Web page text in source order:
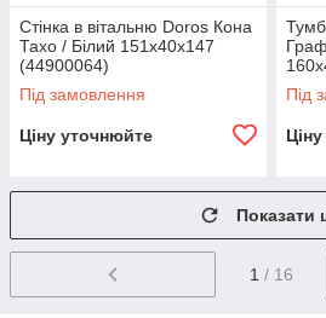
Стінка в вітальню Doros Кона
Тахо / Білий 151х40х147
(44900064)
Під замовлення
Ціну уточнюйте
Під
Показати
1 / 16